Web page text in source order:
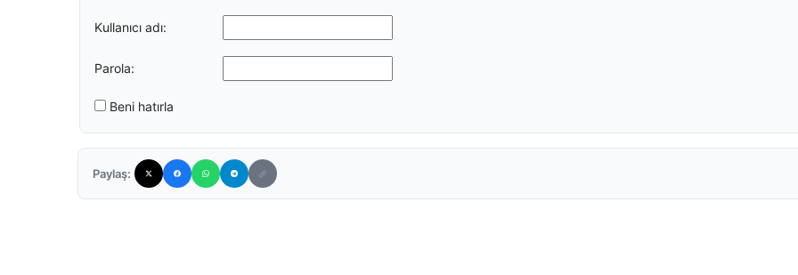
Kullanıcı adı:
Parola:
Beni hatırla
Paylaş: